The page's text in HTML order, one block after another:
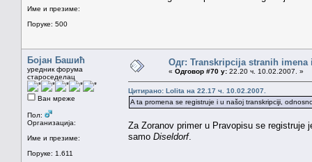
Име и презиме:
Поруке: 500
Бојан Башић
уредник форума
староседелац
Ван мреже
Пол:
Организација:
Име и презиме:
Поруке: 1.611
Одг: Transkripcija stranih imena
« Одговор #70 у: 22.20 ч. 10.02.2007. »
Цитирано: Lolita на 22.17 ч. 10.02.2007.
A ta promena se registruje i u našoj transkripciji,
Za Zoranov primer u Pravopisu se registruje
samo Diseldorf.